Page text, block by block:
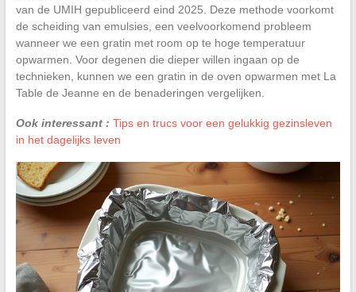
van de UMIH gepubliceerd eind 2025. Deze methode voorkomt
de scheiding van emulsies, een veelvoorkomend probleem
wanneer we een gratin met room op te hoge temperatuur
opwarmen. Voor degenen die dieper willen ingaan op de
technieken, kunnen we een gratin in de oven opwarmen met La
Table de Jeanne en de benaderingen vergelijken.
Ook interessant : Tips en trucs voor een gelukkig gezinsleven
in het dagelijks leven